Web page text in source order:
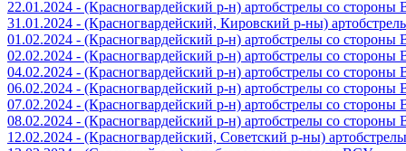
22.01.2024 - (Красногвардейский р-н) артобстрелы со
31.01.2024 - (Красногвардейский, Кировский р-ны)
01.02.2024 - (Красногвардейский р-н) артобстрелы со
02.02.2024 - (Красногвардейский р-н) артобстрелы со
04.02.2024 - (Красногвардейский р-н) артобстрелы со
06.02.2024 - (Красногвардейский р-н) артобстрелы со
07.02.2024 - (Красногвардейский р-н) артобстрелы со
08.02.2024 - (Красногвардейский р-н) артобстрелы со
12.02.2024 - (Красногвардейский, Советский р-ны)